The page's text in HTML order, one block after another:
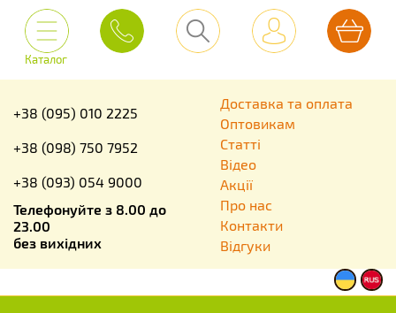
Каталог
+38 (095) 010 2225
+38 (098) 750 7952
+38 (093) 054 9000
Телефонуйте з 8.00 до
23.00
без вихідних
Доставка та оплата
Оптовикам
Статті
Відео
Акції
Про нас
Контакти
Відгуки